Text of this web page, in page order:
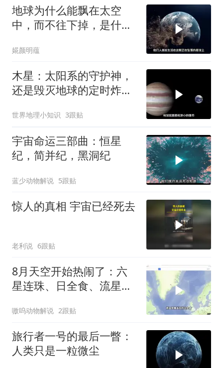
地球为什么能飘在太空
中，而不往下掉，是什么
婲颜明蕴
木星：太阳系的守护神，
还是毁灭地球的定时炸
世界地理小知识 3跟贴
宇宙命运三部曲：恒星
纪，简并纪，黑洞纪
蓝少动物解说 5跟贴
惊人的真相 宇宙已经死去
老利说 6跟贴
8月天空开始热闹了：六
星连珠、日全食、流星雨
嗷呜动物解说 2跟贴
旅行者一号的最后一瞥：
人类只是一粒微尘